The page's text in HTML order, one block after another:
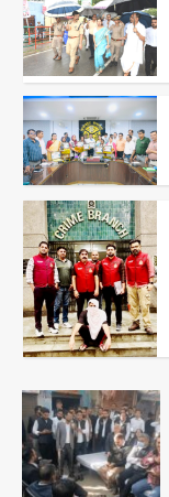
1
2
3